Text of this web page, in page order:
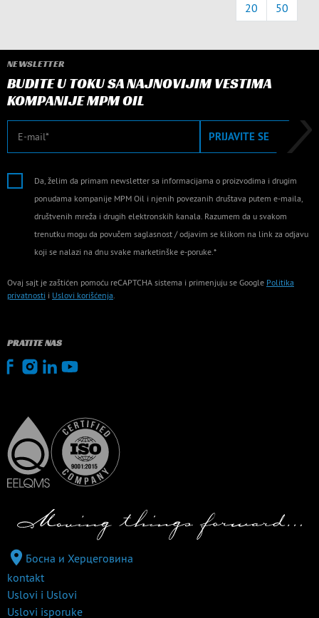
20
50
NEWSLETTER
BUDITE U TOKU SA NAJNOVIJIM VESTIMA
KOMPANIJE MPM OIL
E-mail PRIJAVITE SE
Da, želim da primam newsletter sa informacijama o proizvodima i drugim
ponudama kompanije MPM Oil i njenih povezanih društava putem e-maila,
društvenih mreža i drugih elektronskih kanala. Razumem da u svakom
trenutku mogu da povučem saglasnost / odjavim se klikom na link za odjavu
koji se nalazi na dnu svake marketinške e-poruke.*
Ovaj sajt je zaštićen pomoću reCAPTCHA sistema i primenjuju se Google Politika
privatnosti i Uslovi korišćenja.
PRATITE NAS
Босна и Херцеговина
kontakt
Uslovi i Uslovi
Uslovi isporuke